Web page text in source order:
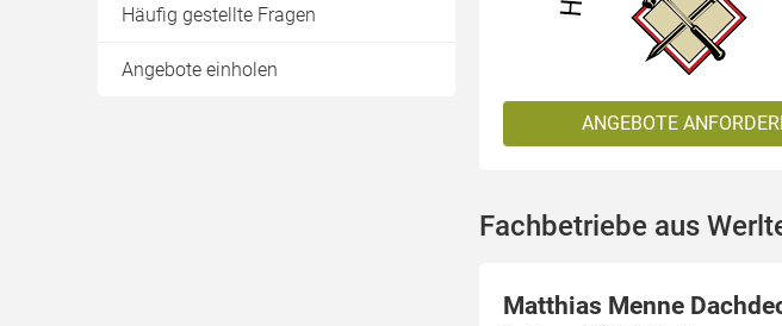
Häufig gestellte Fragen
Angebote einholen
ANGEBOTE
Fachbetriebe aus
Matthias Menne